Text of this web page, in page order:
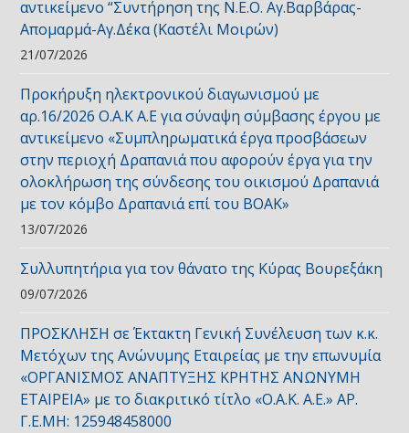
αντικείμενο “Συντήρηση της Ν.Ε.Ο. Αγ.Βαρβάρας-
Απομαρμά-Αγ.Δέκα (Καστέλι Μοιρών)
21/07/2026
Προκήρυξη ηλεκτρονικού διαγωνισμού με
αρ.16/2026 Ο.Α.Κ Α.Ε για σύναψη σύμβασης έργου με
αντικείμενο «Συμπληρωματικά έργα προσβάσεων
στην περιοχή Δραπανιά που αφορούν έργα για την
ολοκλήρωση της σύνδεσης του οικισμού Δραπανιά
με τον κόμβο Δραπανιά επί του ΒΟΑΚ»
13/07/2026
Συλλυπητήρια για τον θάνατο της Κύρας Βουρεξάκη
09/07/2026
ΠΡΟΣΚΛΗΣΗ σε Έκτακτη Γενική Συνέλευση των κ.κ.
Μετόχων της Ανώνυμης Εταιρείας με την επωνυμία
«ΟΡΓΑΝΙΣΜΟΣ ΑΝΑΠΤΥΞΗΣ ΚΡΗΤΗΣ ΑΝΩΝΥΜΗ
ΕΤΑΙΡΕΙΑ» με το διακριτικό τίτλο «Ο.Α.Κ. Α.Ε.» ΑΡ.
Γ.Ε.ΜΗ: 125948458000